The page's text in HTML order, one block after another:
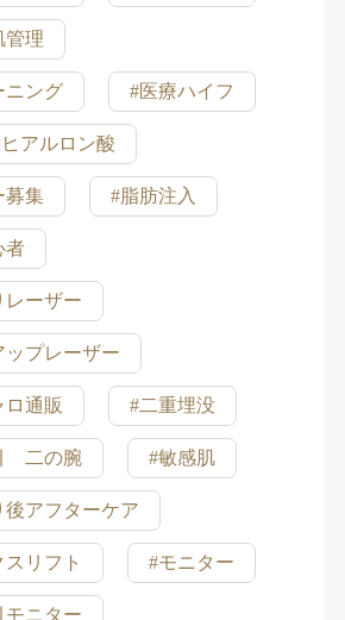
管理
ニング #医療ハイフ
アルロン酸
募集 #脂肪注入
者
レーザー
ップレーザー
ロ通販 #二重埋没
二の腕 #敏感肌
後アフターケア
リフト #モニター
モニター